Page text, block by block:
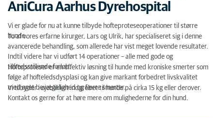
AniCura Aarhus Dyrehospital
Vi er glade for nu at kunne tilbyde hofteproteseoperationer til større
hunde.
To af vores erfarne kirurger, Lars og Ulrik, har specialiseret sig i denne
avancerede behandling, som allerede har vist meget lovende resultater.
Indtil videre har vi udført 14 operationer – alle med gode og
tilfredsstillende forløb.
Hofteproteser er en effektiv løsning til hunde med kroniske smerter som
følge af hofteledsdysplasi og kan give markant forbedret livskvalitet
med øget bevægelighed og færre smerter.
Vi tilbyder i øjeblikket indgrebet til hunde på cirka 15 kg eller derover.
Kontakt os gerne for at høre mere om mulighederne for din hund.